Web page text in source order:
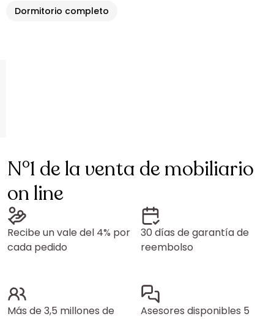
Dormitorio completo
N°1 de la venta de mobiliario
on line
Recibe un vale del 4% por
cada pedido
30 días de garantía de
reembolso
Más de 3,5 millones de
Asesores disponibles 5